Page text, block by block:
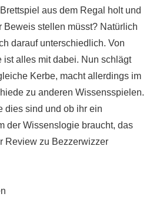
aus dem Regal holt und
Beweis stellen müsst? Natürlich
darauf unterschiedlich. Von
ist alles mit dabei. Nun schlägt
Kerbe, macht allerdings im
zu anderen Wissensspielen.
dies sind und ob ihr ein
der Wissenslogie braucht, das
Review zu Bezzerwizzer